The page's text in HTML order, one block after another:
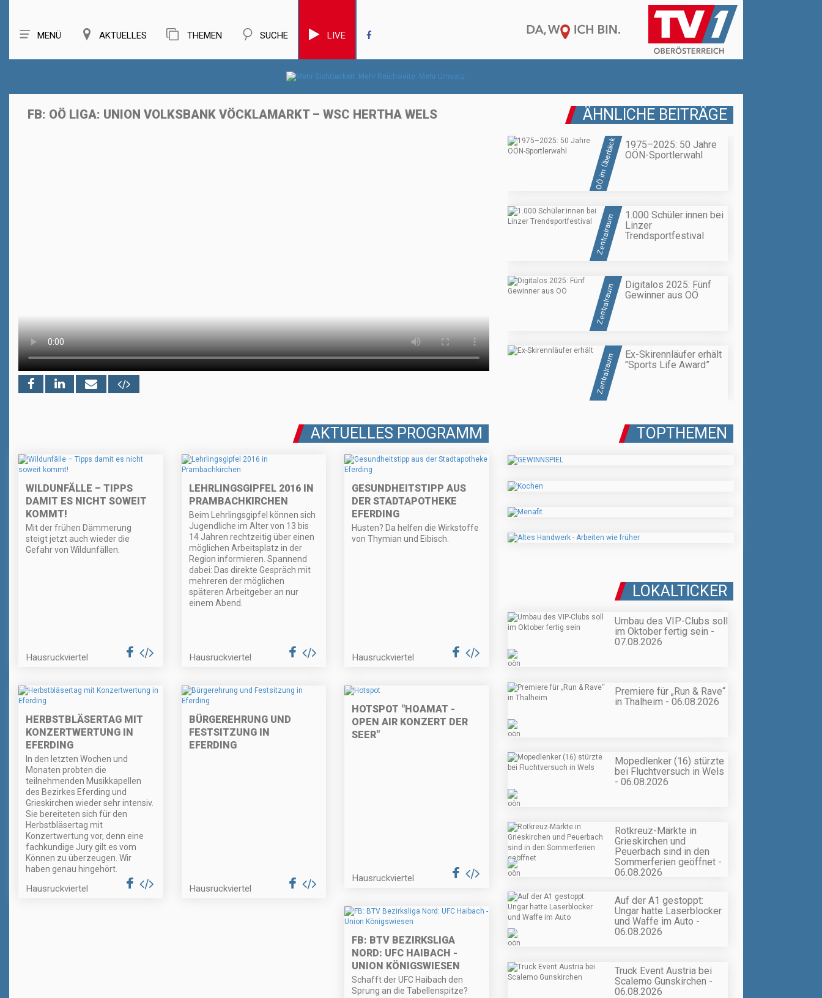
MENÜ AKTUELLES THEMEN SUCHE LIVE
FB: OÖ LIGA: UNION VOLKSBANK VÖCKLAMARKT – WSC HERTHA WELS ÄHNLICHE BEITRÄGE
OÖ im Überblick
1975–2025: 50 Jahre
OÖN-Sportlerwahl
Zentralraum
1.000 Schüler:innen bei
Linzer
Trendsportfestival
Zentralraum
Digitalos 2025: Fünf
Gewinner aus OÖ
Zentralraum
Ex-Skirennläufer erhält
"Sports Life Award”
AKTUELLES PROGRAMM
WILDUNFÄLLE – TIPPS
DAMIT ES NICHT SOWEIT
KOMMT!
Mit der frühen Dämmerung
steigt jetzt auch wieder die
Gefahr von Wildunfällen.
Hausruckviertel
LEHRLINGSGIPFEL 2016 IN
PRAMBACHKIRCHEN
Beim Lehrlingsgipfel können sich
Jugendliche im Alter von 13 bis
14 Jahren rechtzeitig über einen
möglichen Arbeitsplatz in der
Region informieren. Spannend
dabei: Das direkte Gespräch mit
mehreren der möglichen
späteren Arbeitgeber an nur
einem Abend.
Hausruckviertel
GESUNDHEITSTIPP AUS
DER STADTAPOTHEKE
EFERDING
Husten? Da helfen die Wirkstoffe
von Thymian und Eibisch.
Hausruckviertel
HERBSTBLÄSERTAG MIT
KONZERTWERTUNG IN
EFERDING
In den letzten Wochen und
Monaten probten die
teilnehmenden Musikkapellen
des Bezirkes Eferding und
Grieskirchen wieder sehr intensiv.
Sie bereiteten sich für den
Herbstbläsertag mit
Konzertwertung vor, denn eine
fachkundige Jury gilt es vom
Können zu überzeugen. Wir
haben genau hingehört.
Hausruckviertel
BÜRGEREHRUNG UND
FESTSITZUNG IN
EFERDING
Hausruckviertel
HOTSPOT "HOAMAT -
OPEN AIR KONZERT DER
SEER"
Hausruckviertel
FB: BTV BEZIRKSLIGA
NORD: UFC HAIBACH -
UNION KÖNIGSWIESEN
Schafft der UFC Haibach den
Sprung an die Tabellenspitze?
TOPTHEMEN
LOKALTICKER
Umbau des VIP-Clubs soll
im Oktober fertig sein -
07.08.2026
Premiere für „Run & Rave“
in Thalheim - 06.08.2026
Mopedlenker (16) stürzte
bei Fluchtversuch in Wels
- 06.08.2026
Rotkreuz-Märkte in
Grieskirchen und
Peuerbach sind in den
Sommerferien geöffnet -
06.08.2026
Auf der A1 gestoppt:
Ungar hatte Laserblocker
und Waffe im Auto -
06.08.2026
Truck Event Austria bei
Scalemo Gunskirchen -
06.08.2026